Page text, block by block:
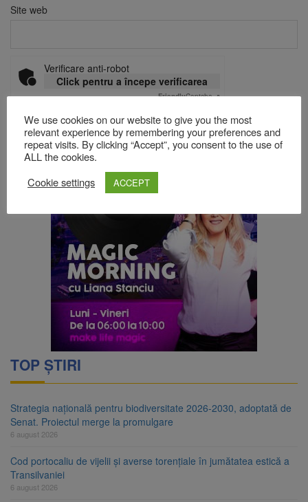
Site web
Verificare anti-robot
Click pentru a începe verificarea
FriendlyCaptcha ⇗
Acest site folosește Akismet pentru a reduce spamul.Află cum
TOP ȘTIRI
Strategia națională pentru biodiversitate 2026-2030, adoptată de
Senat. Proiectul merge la promulgare
6 august 2026
Cod portocaliu de vijelii și averse torențiale în jumătatea estică a
Transilvaniei
6 august 2026
We use cookies on our website to give you the most
relevant experience by remembering your preferences and
repeat visits. By clicking “Accept”, you consent to the use of
ALL the cookies.
Cookie settings
ACCEPT